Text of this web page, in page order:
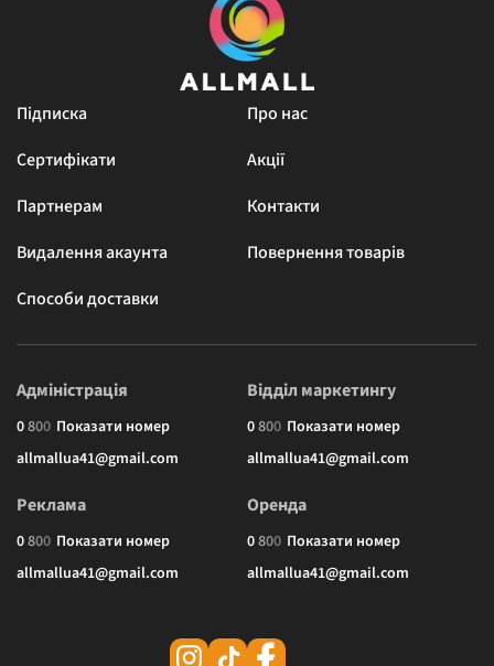
Підписка
Про нас
Сертифікати
Акції
Партнерам
Контакти
Видалення акаунта
Повернення товарів
Способи доставки
Адміністрація
0800 Показати номер
allmallua41@gmail.com
Відділ маркетингу
0800 Показати номер
allmallua41@gmail.com
Реклама
0800 Показати номер
allmallua41@gmail.com
Оренда
0800 Показати номер
allmallua41@gmail.com